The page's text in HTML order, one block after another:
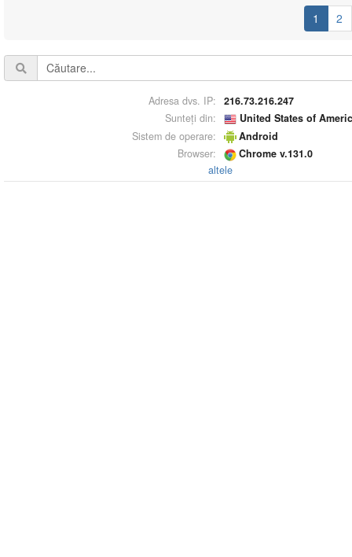
1 2
Adresa dvs. IP:
216.73.216.247
Sunteți din:
United States of
Sistem de operare:
Android
Browser:
Chrome v.131.0
altele